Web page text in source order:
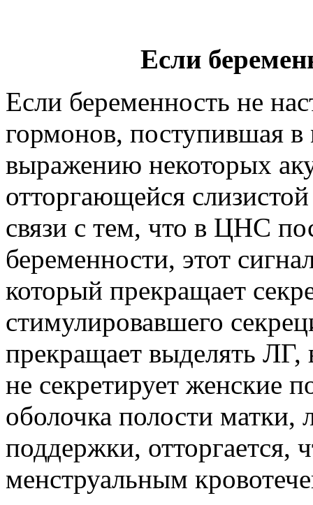
Если
Если беременность не
гормонов, поступившая в
выражению некоторых
отторгающейся
связи с тем, что в ЦНС
беременности, этот
который прекращает
стимулировавшего
прекращает выделять ЛГ,
не секретирует женские
оболочка полости
поддержки, отторгается,
менструальным